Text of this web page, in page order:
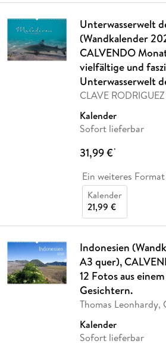
Unterwasserwelt
(Wandkalender
CALVENDO
vielfältige und
Unterwasserwelt
CLAVE
Kalender
Sofort lieferbar
31,99 €*
Ein weiteres Format
Kalender
21,99 €
Indonesien
A3 quer),
12 Fotos aus
Gesichtern.
Thomas Leonhardy,
Kalender
Sofort lieferbar